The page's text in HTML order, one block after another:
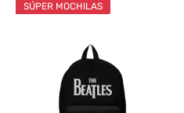
SÚPER MOCHILAS